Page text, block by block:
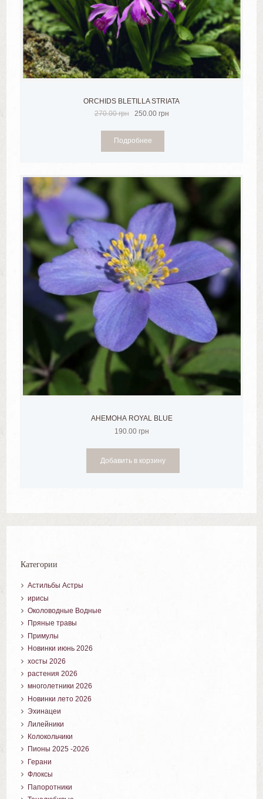
ORCHIDS BLETILLA STRIATA
270.00грн 250.00 грн
Подробнее
АНЕМОНА ROYAL BLUE
190.00 грн
Добавить в корзину
Категории
Астильбы Астры
ирисы
Околоводные Водные
Пряные травы
Примулы
Новинки июнь 2026
хосты 2026
растения 2026
многолетники 2026
Новинки лето 2026
Эхинацеи
Лилейники
Колокольчики
Пионы 2025 -2026
Герани
Флоксы
Папоротники